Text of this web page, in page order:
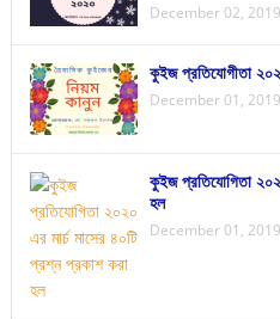
December 02, 2019
কুইজ প্রতিযোগীতা
December 01, 2019
কুইজ প্রতিযোগিতা
হল
December 01, 2019